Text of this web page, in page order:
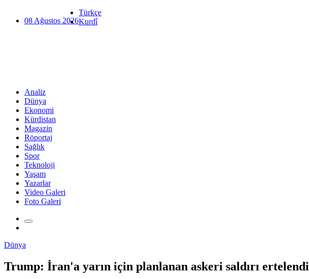
08 Ağustos 2026
Türkçe
Kurdî
Analiz
Dünya
Ekonomi
Kürdistan
Magazin
Röportaj
Sağlık
Spor
Teknoloji
Yaşam
Yazarlar
Video Galeri
Foto Galeri
Dünya
Trump: İran'a yarın için planlanan askeri saldırı ertelendi